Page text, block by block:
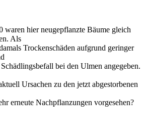
waren hier neugepflanzte Bäume gleich
Als
Trockenschäden aufgrund geringer
bei den Ulmen angegeben.
Ursachen zu den jetzt abgestorbenen
erneute Nachpflanzungen vorgesehen?